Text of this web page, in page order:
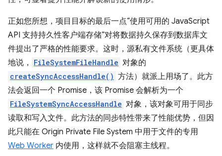
正如您所想，项目目标的最后一点“使用可用的 JavaScript
API 支持持久性客户端存储”对将数据持久保存到数据库文
件提出了严格的性能要求。这时，源私有文件系统（更具体
地说，
FileSystemFileHandle 对象的
createSyncAccessHandle() 方法）就派上用场了。此方
法会返回一个 Promise，该 Promise 会解析为一个
FileSystemSyncAccessHandle 对象，该对象可用于同步
读取和写入文件。此方法的同步特性带来了性能优势，但因
此只能在 Origin Private File System 中用于文件的专用
Web Worker 内使用，这样就不会阻塞主线程。